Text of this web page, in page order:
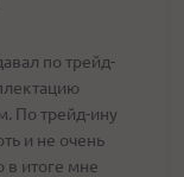
по трейд-
По трейд-ину
и не очень
итоге мне